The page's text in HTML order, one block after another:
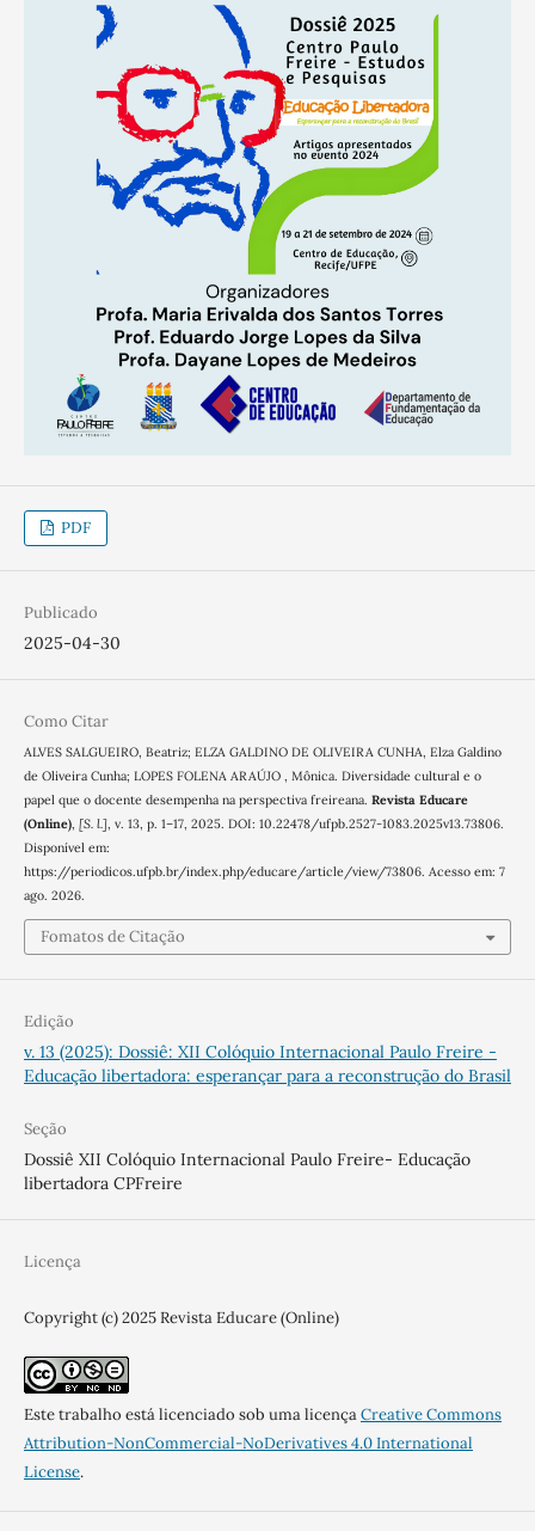
PDF
Publicado
2025-04-30
Como Citar
ALVES SALGUEIRO, Beatriz; ELZA GALDINO DE OLIVEIRA CUNHA, Elza Galdino
de Oliveira Cunha; LOPES FOLENA ARAÚJO , Mônica. Diversidade cultural e o
papel que o docente desempenha na perspectiva freireana. Revista Educare
(Online), [S. l.], v. 13, p. 1–17, 2025. DOI: 10.22478/ufpb.2527-1083.2025v13.73806.
Disponível em:
https://periodicos.ufpb.br/index.php/educare/article/view/73806. Acesso em: 7
ago. 2026.
Fomatos de Citação
Edição
v. 13 (2025): Dossiê: XII Colóquio Internacional Paulo Freire -
Educação libertadora: esperançar para a reconstrução do Brasil
Seção
Dossiê XII Colóquio Internacional Paulo Freire- Educação
libertadora CPFreire
Licença
Copyright (c) 2025 Revista Educare (Online)
Este trabalho está licenciado sob uma licençaCreative Commons
Attribution-NonCommercial-NoDerivatives 4.0 International
License.